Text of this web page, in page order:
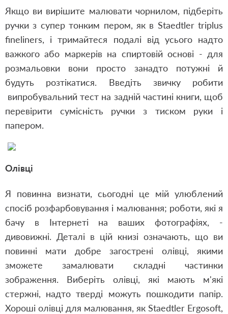
Якщо ви вирішите малювати чорнилом, підберіть
ручки з супер тонким пером, як в Staedtler triplus
fineliners, і тримайтеся подалі від усього надто
важкого або маркерів на спиртовій основі - для
розмальовки вони просто занадто потужні й
будуть розтікатися. Введіть звичку робити
випробувальний тест на задній частині книги, щоб
перевірити сумісність ручки з тиском руки і
папером.
Олівці
Я повинна визнати, сьогодні це мій улюблений
спосіб розфарбовування і малювання; роботи, які я
бачу в Інтернеті на ваших фотографіях, -
дивовижні. Деталі в цій книзі означають, що ви
повинні мати добре загострені олівці, якими
зможете замалювати складні частинки
зображення. Виберіть олівці, які мають м'які
стержні, надто тверді можуть пошкодити папір.
Хороші олівці для малювання, як Staedtler Ergosoft,